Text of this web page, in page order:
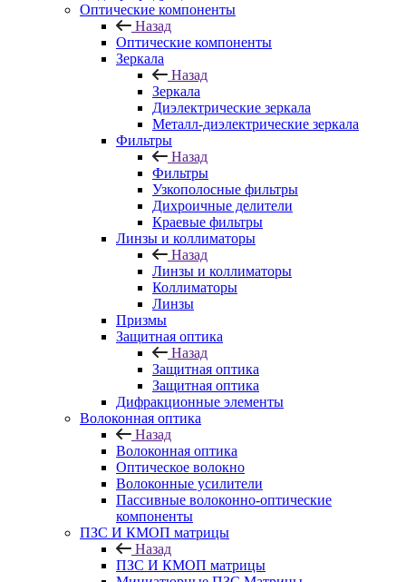
Оптические компоненты
Назад
Оптические компоненты
Зеркала
Назад
Зеркала
Диэлектрические зеркала
Металл-диэлектрические зеркала
Фильтры
Назад
Фильтры
Узкополосные фильтры
Дихроичные делители
Краевые фильтры
Линзы и коллиматоры
Назад
Линзы и коллиматоры
Коллиматоры
Линзы
Призмы
Защитная оптика
Назад
Защитная оптика
Защитная оптика
Дифракционные элементы
Волоконная оптика
Назад
Волоконная оптика
Оптическое волокно
Волоконные усилители
Пассивные волоконно-оптические
компоненты
ПЗС И КМОП матрицы
Назад
ПЗС И КМОП матрицы